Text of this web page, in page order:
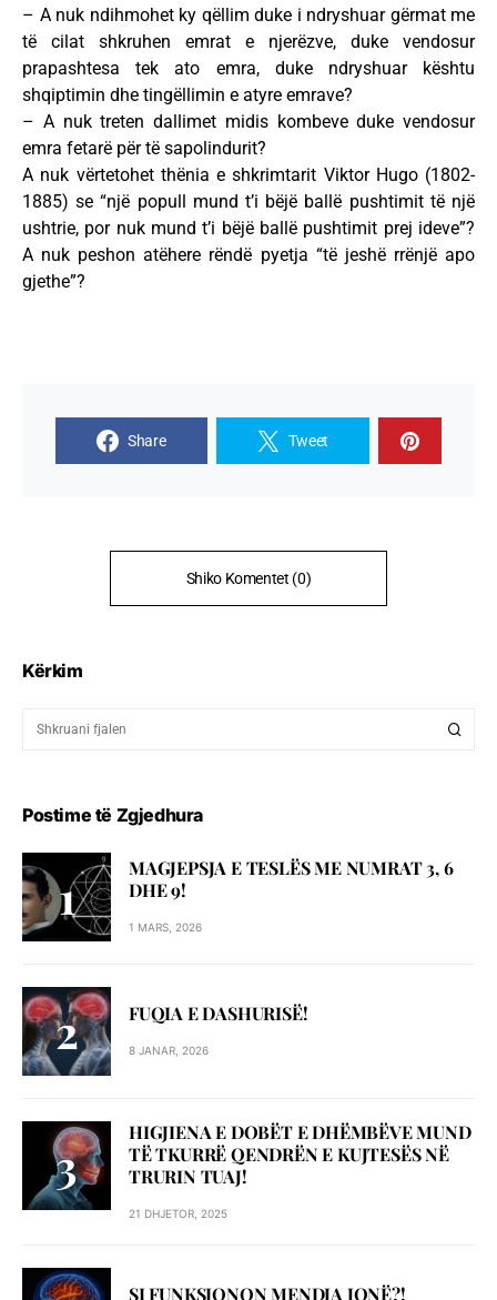
– A nuk ndihmohet ky qëllim duke i ndryshuar gërmat me
të cilat shkruhen emrat e njerëzve, duke vendosur
prapashtesa tek ato emra, duke ndryshuar kështu
shqiptimin dhe tingëllimin e atyre emrave?
– A nuk treten dallimet midis kombeve duke vendosur
emra fetarë për të sapolindurit?
A nuk vërtetohet thënia e shkrimtarit Viktor Hugo (1802-
1885) se “një popull mund t’i bëjë ballë pushtimit të një
ushtrie, por nuk mund t’i bëjë ballë pushtimit prej ideve”?
A nuk peshon atëhere rëndë pyetja “të jeshë rrënjë apo
gjethe”?
Share Tweet
Shiko Komentet (0)
Kërkim
Postime të Zgjedhura
MAGJEPSJA E TESLËS ME NUMRAT 3, 6
DHE 9!
1 MARS, 2026
FUQIA E DASHURISË!
8 JANAR, 2026
HIGJIENA E DOBËT E DHËMBËVE MUND
TË TKURRË QENDRËN E KUJTESËS NË
TRURIN TUAJ!
21 DHJETOR, 2025
SI FUNKSIONON MENDJA JONË?!